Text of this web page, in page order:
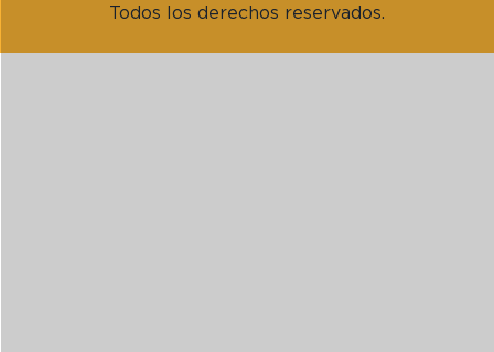
Todos los derechos reservados.